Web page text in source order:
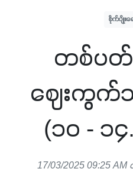
စိုက်ပျိုး
တစ်ပတ်
ဈေးကွက်
(၁၀ - ၁
17/03/2025 09:25